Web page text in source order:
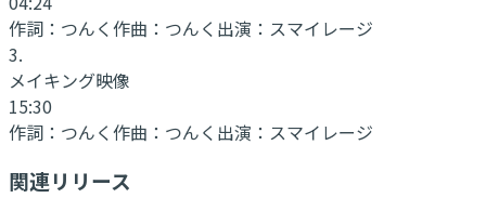
作詞： つんく作曲： つんく 出演： スマイレージ
3.
メイキング映像
15:30
作詞： つんく作曲： つんく 出演： スマイレージ
関連リリース